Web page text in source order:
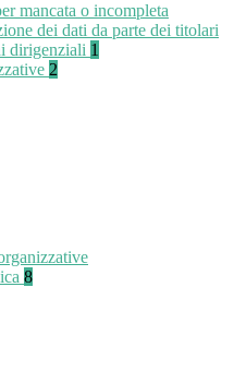
mancata o incompleta
dei dati da parte dei titolari
dirigenziali 1
2
8